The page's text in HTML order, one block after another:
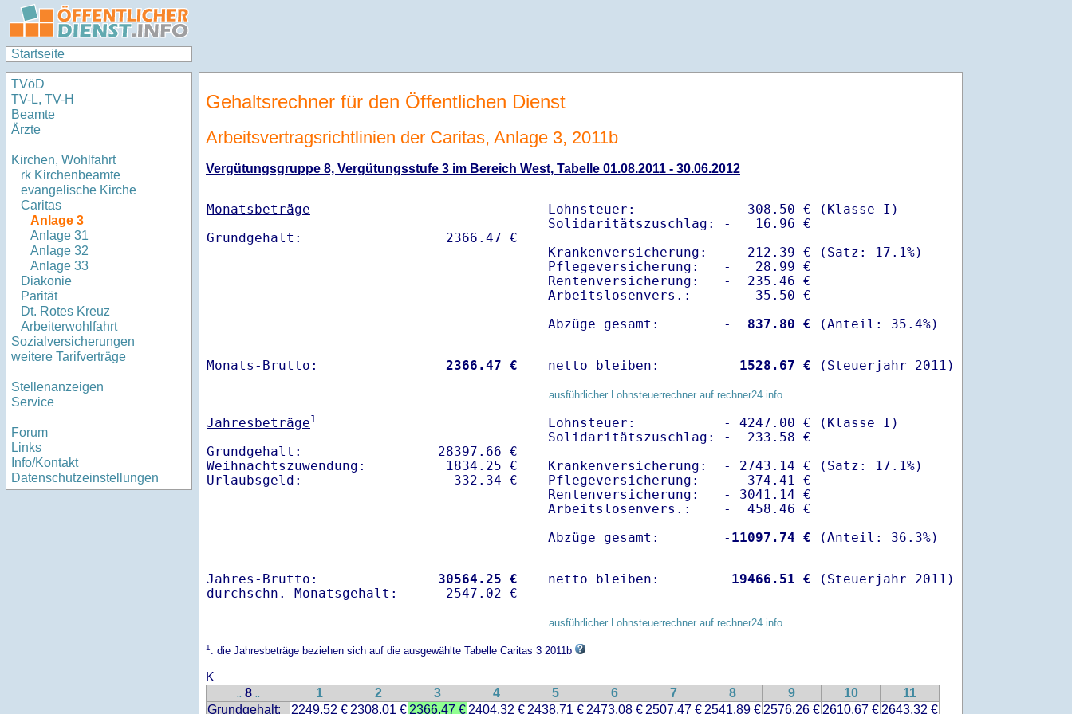
Startseite
TVöD
TV-L, TV-H
Beamte
Ärzte
Kirchen, Wohlfahrt
rk Kirchenbeamte
evangelische Kirche
Caritas
Anlage 3
Anlage 31
Anlage 32
Anlage 33
Diakonie
Parität
Dt. Rotes Kreuz
Arbeiterwohlfahrt
Sozialversicherungen
weitere Tarifverträge
Stellenanzeigen
Service
Forum
Links
Info/Kontakt
Datenschutzeinstellungen
Gehaltsrechner für den Öffentlichen Dienst
Arbeitsvertragsrichtlinien der Caritas, Anlage 3, 2011b
Vergütungsgruppe 8, Vergütungsstufe 3 im Bereich West, Tabelle 01.08.2011 - 30.06.2012
Monatsbeträge
Lohnsteuer:           -  308.50 € (Klasse I)
Solidaritätszuschlag: -   16.96 €
Krankenversicherung:  -  212.39 € (Satz: 17.1%)
Pflegeversicherung:   -   28.99 €
Rentenversicherung:   -  235.46 €
Arbeitslosenvers.:    -   35.50 €
Abzüge gesamt:        -
  837.80 €
Monats-Brutto: 2366.47 € netto bleiben: 1528.67 € (Steuerjahr 2011)
ausführlicher Lohnsteuerrechner auf rechner24.info
Jahresbeträge1
Grundgehalt:                 28397.66 €
Weihnachtszuwendung:          1834.25 €
Lohnsteuer:           - 4247.00 € (Klasse I)
Solidaritätszuschlag: -  233.58 €
Krankenversicherung:  - 2743.14 € (Satz: 17.1%)
Pflegeversicherung:   -  374.41 €
Rentenversicherung:   - 3041.14 €
Arbeitslosenvers.:    -  458.46 €
Abzüge gesamt:        - 11097.74 €
Jahres-Brutto: 30564.25 €
netto bleiben: 19466.51 € (Steuerjahr 2011)
ausführlicher Lohnsteuerrechner auf rechner24.info
1: die Jahresbeträge beziehen sich auf die ausgewählte Tabelle Caritas 3 2011b
K
.. 8 .. 1 2 3 4 5 6 7 8 9 10
11
Grundgehalt:
2249.52 € 2308.01 € 2366.47 € 2404.32 € 2438.71 € 2473.08 € 2507.47 € 2541.89 € 2576.26 € 2610.67 € 2643.32 €